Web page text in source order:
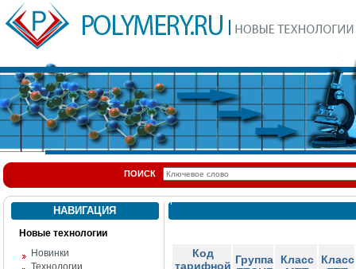
ПОИСК
НАВИГАЦИЯ
Новые технологии
Новинки
Технологии
Код
тарифной Группа
Класс
Класс